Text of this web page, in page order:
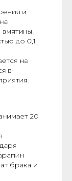
и
до 0,1
на
в
20
брака и